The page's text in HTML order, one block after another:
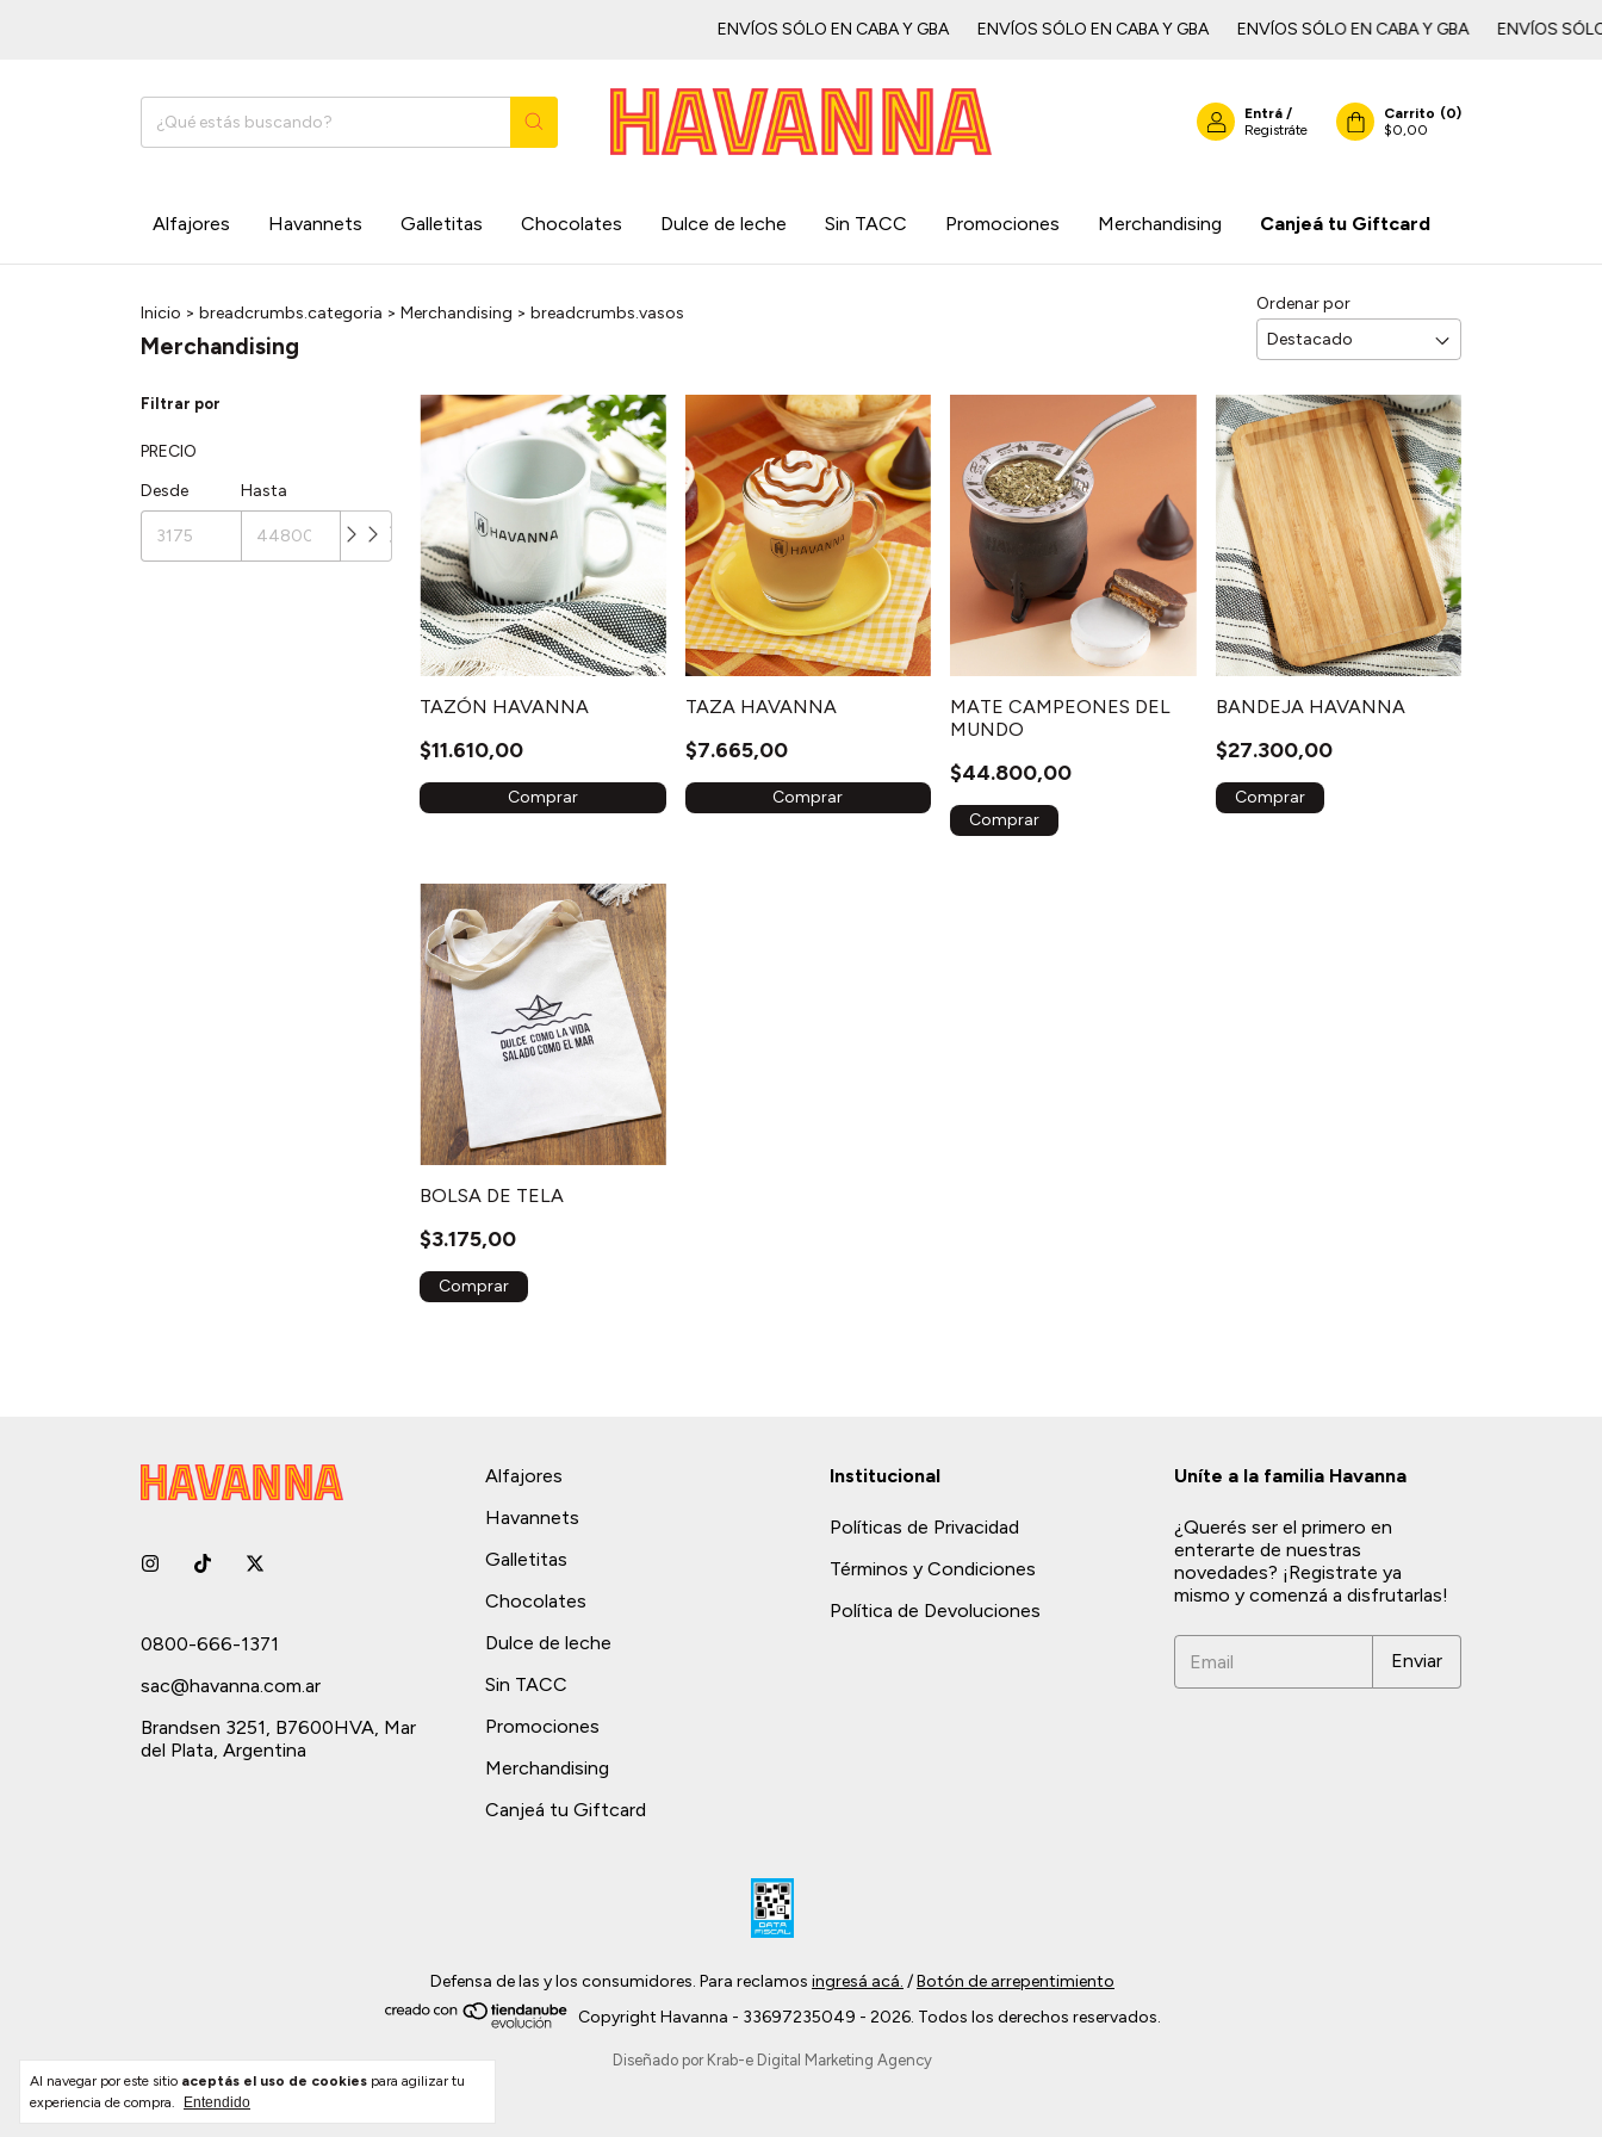
ENVÍOS SÓLO EN CABA Y GBAㅤㅤㅤㅤㅤ ENVÍOS SÓLO EN CABA Y GBAㅤㅤㅤㅤㅤ ENVÍOS SÓLO EN CABA Y GBAㅤㅤㅤㅤㅤ ENVÍOS SÓLO EN
Entrá /
Registráte
Carrito (0)
$0,00
Alfajores Havannets Galletitas Chocolates Dulce de leche Sin TACC Promociones Merchandising Canjeá tu Giftcard
Al navegar por este sitio aceptás el uso de cookies para agilizar tu
experiencia de compra.
Entendido
Inicio > breadcrumbs.categoria > Merchandising > breadcrumbs.vasos
Merchandising
Ordenar por
Filtrar por
PRECIO
Desde
Hasta
TAZÓN HAVANNA
$11.610,00
Comprar
TAZA HAVANNA
$7.665,00
Comprar
MATE CAMPEONES DEL
MUNDO
$44.800,00
BANDEJA HAVANNA
$27.300,00
BOLSA DE TELA
$3.175,00
0800-666-1371
sac@havanna.com.ar
Brandsen 3251, B7600HVA, Mar
del Plata, Argentina
Alfajores
Havannets
Galletitas
Chocolates
Dulce de leche
Sin TACC
Promociones
Merchandising
Canjeá tu Giftcard
Institucional
Políticas de Privacidad
Términos y Condiciones
Política de Devoluciones
Uníte a la familia Havanna
¿Querés ser el primero en
enterarte de nuestras
novedades? ¡Registrate ya
mismo y comenzá a disfrutarlas!
Defensa de las y los consumidores. Para reclamos ingresá acá. /Botón de arrepentimiento
Copyright Havanna - 33697235049 - 2026. Todos los derechos reservados.